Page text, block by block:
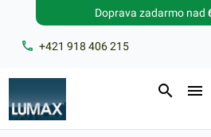
+421 918 406 215
Doprava zadarmo nad
Zabudnuté